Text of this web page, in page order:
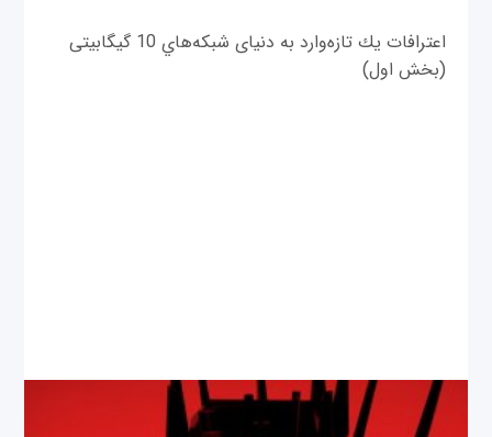
اعترافات يك تازه‌وارد به دنیای شبكه‌هاي 10 گيگابیتی
(بخش اول)